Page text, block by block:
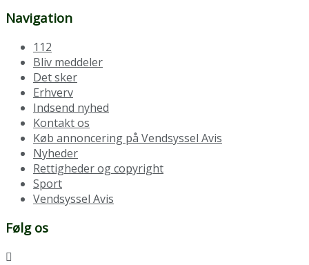
Navigation
112
Bliv meddeler
Det sker
Erhverv
Indsend nyhed
Kontakt os
Køb annoncering på Vendsyssel Avis
Nyheder
Rettigheder og copyright
Sport
Vendsyssel Avis
Følg os